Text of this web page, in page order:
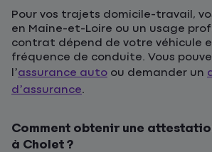
Pour vos trajets domicile-travail,
en Maine-et-Loire ou un usage
contrat dépend de votre véhicule
fréquence de conduite. Vous
l’assurance auto ou demander un
d’assurance.
Comment obtenir une
à Cholet ?